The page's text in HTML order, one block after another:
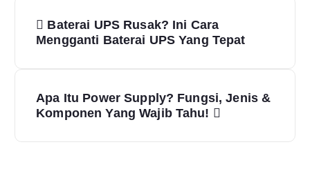
Baterai UPS Rusak? Ini Cara
Mengganti Baterai UPS Yang Tepat
Apa Itu Power Supply? Fungsi, Jenis &
Komponen Yang Wajib Tahu!